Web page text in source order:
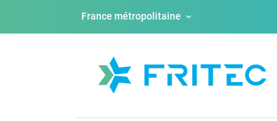
France métropolitaine